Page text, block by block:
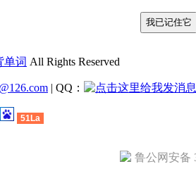
单词 All Rights Reserved
| QQ：
51La
鲁公网安备